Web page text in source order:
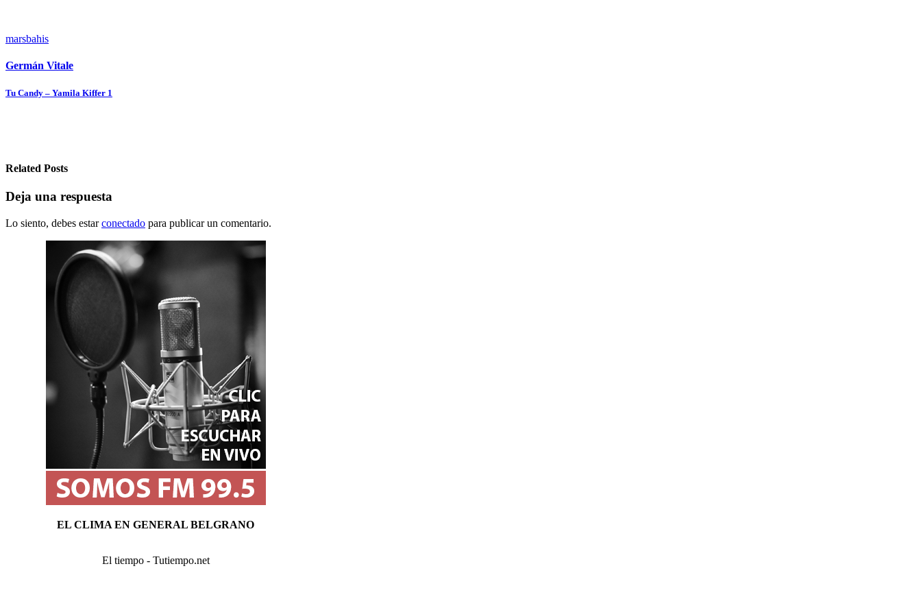
marsbahis
Germán Vitale
Navegación
Tu Candy – Yamila Kiffer 1
Related Posts
Deja una respuesta
Lo siento, debes estarconectado para publicar un comentario.
EL CLIMA EN GENERAL BELGRANO
El tiempo - Tutiempo.net